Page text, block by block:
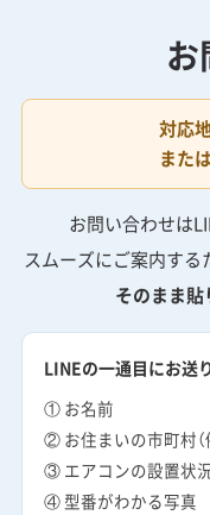
対応
また
お問い合わせは
スムーズにご案内する
そのまま貼
LINEの一通目にお送
① お名前
② お住まいの市町村（
③ エアコンの設置状
④ 型番がわかる写真